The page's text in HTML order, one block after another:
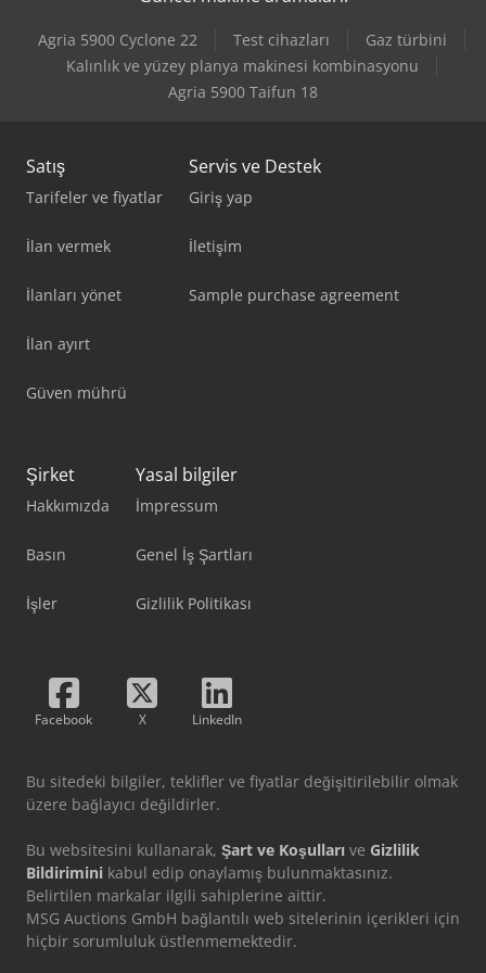
Mazak Vtc-800/20Sr
V-Trade Bmt 250 V
Agria 5900 Cyclone 22 Test cihazları
Gaz türbini
Kalınlık ve yüzey planya makinesi kombinasyonu
Agria 5900 Taifun 18
Satış
Tarifeler ve fiyatlar
İlan vermek
İlanları yönet
İlan ayırt
Güven mührü
Servis ve Destek
Giriş yap
İletişim
Sample purchase agreement
Şirket
Hakkımızda
Basın
İşler
Yasal bilgiler
İmpressum
Genel İş Şartları
Gizlilik Politikası
Facebook X LinkedIn
Bu sitedeki bilgiler, teklifler ve fiyatlar değişitirilebilir olmak
üzere bağlayıcı değildirler.
Bu websitesini kullanarak, Şart ve Koşulları ve Gizlilik
Bildirimini kabul edip onaylamış bulunmaktasınız.
Belirtilen markalar ilgili sahiplerine aittir.
MSG Auctions GmbH bağlantılı web sitelerinin içerikleri için
hiçbir sorumluluk üstlenmemektedir.